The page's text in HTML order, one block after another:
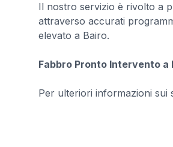
Il nostro servizio è rivolto a
attraverso accurati
elevato a Bairo.
Fabbro Pronto Intervento a
Per ulteriori informazioni sui